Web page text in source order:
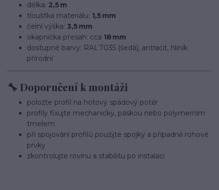
délka: 2,5 m
tloušťka materiálu: 1,5 mm
čelní výška: 3,5 mm
okapnička přesah: cca 18 mm
dostupné barvy: RAL 7035 (šedá), antracit, hliník
přírodní
🔧 Doporučení k montáži
položte profil na hotový spádový potěr
profily fixujte mechanicky, páskou nebo polymerním
tmelem
při spojování profilů použijte spojky a případně rohové
prvky
zkontrolujte rovinu a stabilitu po instalaci